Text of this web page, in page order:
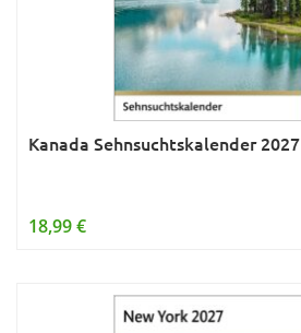
Kanada Sehnsuchtskalender 2027
18,99 €